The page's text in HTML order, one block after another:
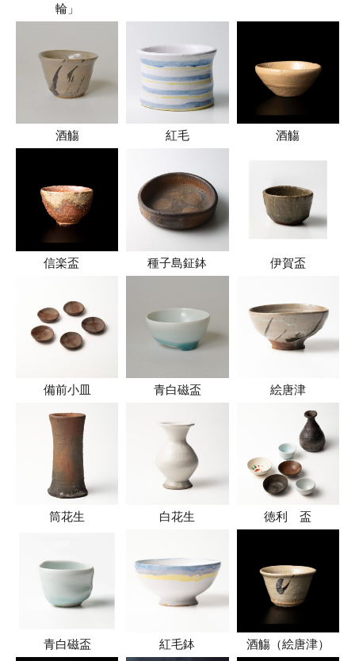
輪」
酒觴 紅毛 酒觴
信楽盃 種子島鉦鉢 伊賀盃
備前小皿 青白磁盃 絵唐津
筒花生 白花生 徳利 盃
青白磁盃 紅毛鉢 酒觴（絵唐津）